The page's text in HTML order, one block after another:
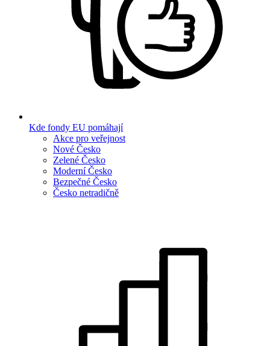
Kde fondy EU pomáhají
Akce pro veřejnost
Nové Česko
Zelené Česko
Moderní Česko
Bezpečné Česko
Česko netradičně